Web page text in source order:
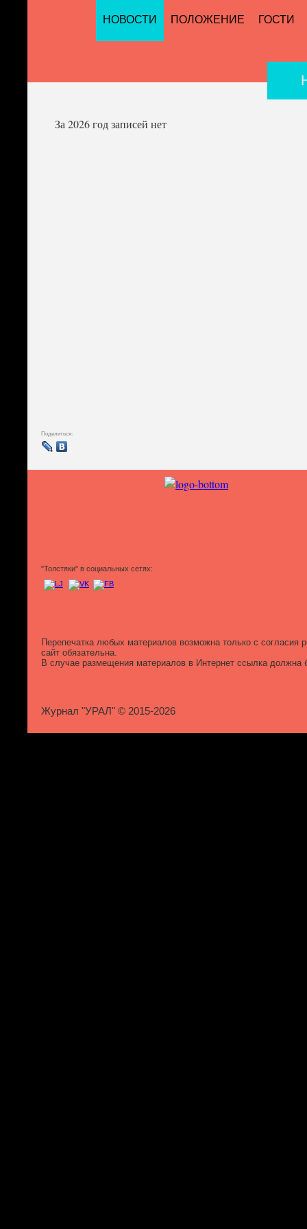
НОВОСТИ ПОЛОЖЕНИЕ ГОСТИ
За 2026 год записей нет
Поделиться:
"Толстяки" в социальных сетях:
Перепечатка любых материалов возможна только с согласия
сайт обязательна.
В случае размещения материалов в Интернет ссылка должна
Журнал "УРАЛ" © 2015-2026